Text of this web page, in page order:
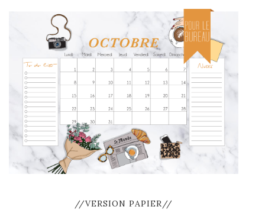
//VERSION PAPIER//